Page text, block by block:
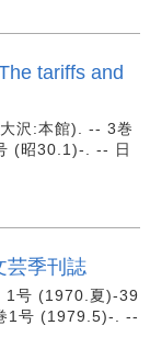
tariffs and
沢:本館). -- 3巻
(昭30.1)-. -- 日
芸季刊誌
1号 (1970.夏)-39
1号 (1979.5)-. --